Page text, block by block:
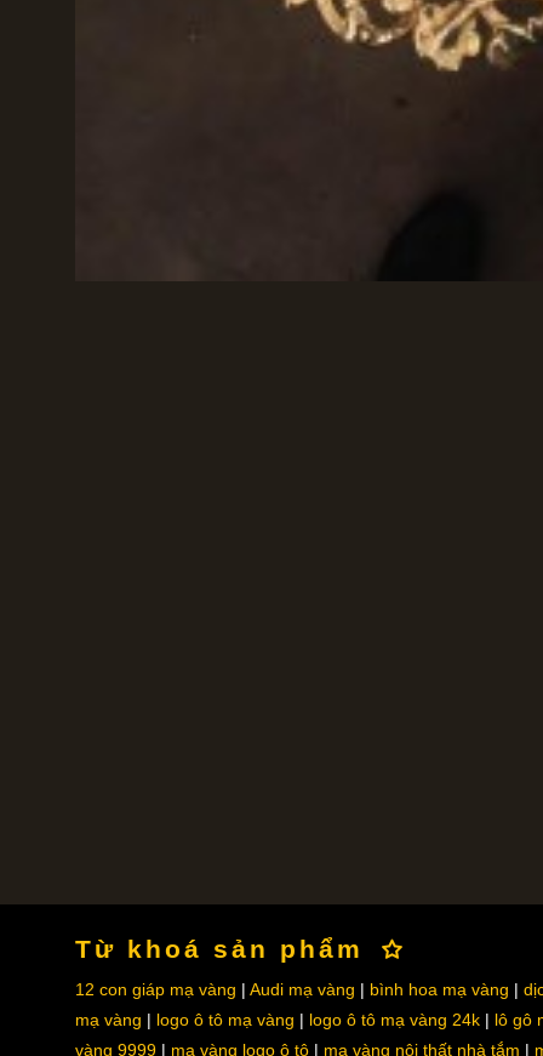
Từ khoá sản phẩm
12 con giáp mạ vàng Audi mạ vàng bình hoa mạ vàng
mạ vàng
logo ô tô mạ vàng logo ô tô mạ vàng 24k
lô gô
vàng 9999
mạ vàng logo ô tô mạ vàng nội thất nhà tắm